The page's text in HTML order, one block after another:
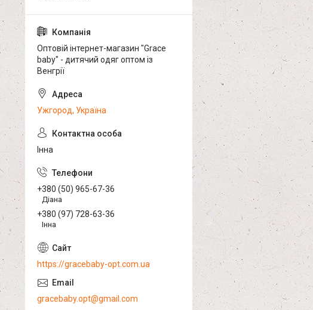
Оптовій інтернет-магазин "Grace
baby" - дитячий одяг оптом із
Венгрії
Ужгород, Україна
Інна
+380 (50) 965-67-36
Діана
+380 (97) 728-63-36
Інна
https://gracebaby-opt.com.ua
gracebaby.opt@gmail.com